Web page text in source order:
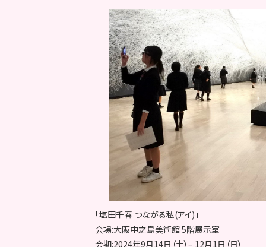
「塩田千春 つながる私(アイ)」
会場:大阪中之島美術館 5階展示室
会期:2024年9月14日（土）– 12月1日（日）